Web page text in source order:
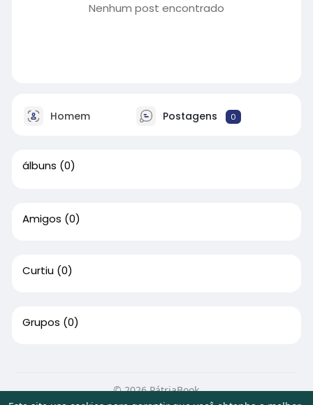
Nenhum post encontrado
Homem Postagens 0
álbuns (0)
Amigos (0)
Curtiu (0)
Grupos (0)
© 2026 PátriaBook